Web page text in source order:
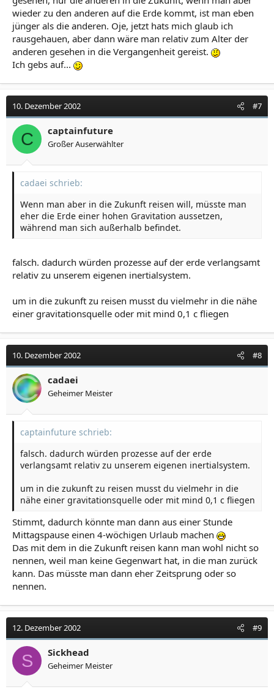
wieder zu den anderen auf die Erde kommt, ist man eben
jünger als die anderen. Oje, jetzt hats mich glaub ich
rausgehauen, aber dann wäre man relativ zum Alter der
anderen gesehen in die Vergangenheit gereist.
Ich gebs auf...
10. Dezember 2002 #7
C captainfuture
Großer Auserwählter
cadaei schrieb:
Wenn man aber in die Zukunft reisen will, müsste man
eher die Erde einer hohen Gravitation aussetzen,
während man sich außerhalb befindet.
falsch. dadurch würden prozesse auf der erde verlangsamt
relativ zu unserem eigenen inertialsystem.
um in die zukunft zu reisen musst du vielmehr in die nähe
einer gravitationsquelle oder mit mind 0,1 c fliegen
10. Dezember 2002 #8
cadaei
Geheimer Meister
captainfuture schrieb:
falsch. dadurch würden prozesse auf der erde
verlangsamt relativ zu unserem eigenen inertialsystem.
um in die zukunft zu reisen musst du vielmehr in die
nähe einer gravitationsquelle oder mit mind 0,1 c fliegen
Stimmt, dadurch könnte man dann aus einer Stunde
Mittagspause einen 4-wöchigen Urlaub machen
Das mit dem in die Zukunft reisen kann man wohl nicht so
nennen, weil man keine Gegenwart hat, in die man zurück
kann. Das müsste man dann eher Zeitsprung oder so
nennen.
12. Dezember 2002 #9
S Sickhead
Geheimer Meister